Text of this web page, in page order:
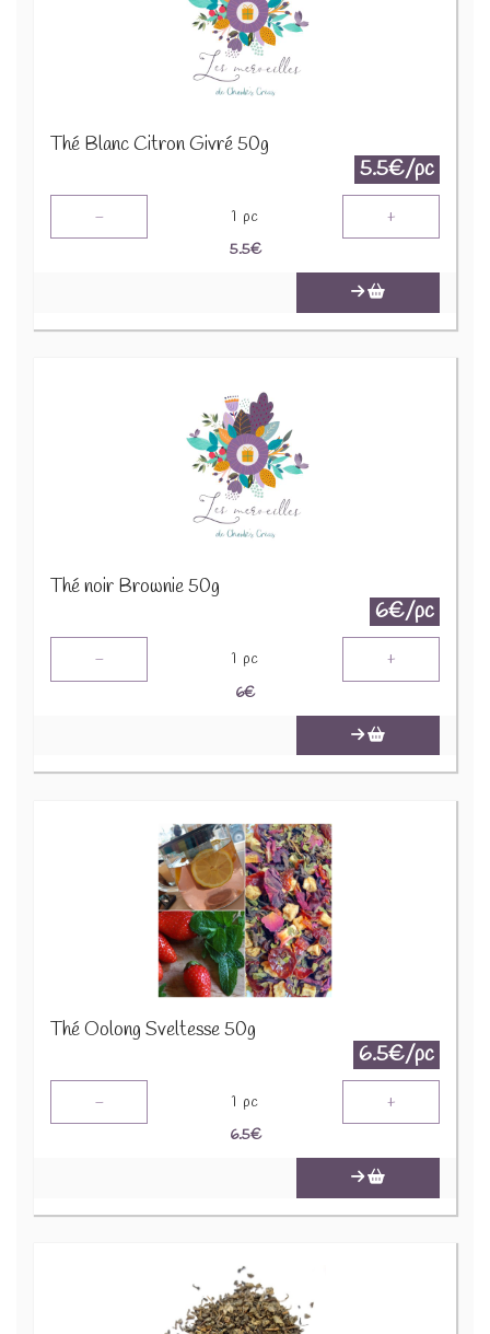
Thé Blanc Citron Givré 50g
5.5€/pc
- 1 pc +
5.5€
Thé noir Brownie 50g
6€/pc
- 1 pc +
6€
Thé Oolong Sveltesse 50g
6.5€/pc
- 1 pc +
6.5€